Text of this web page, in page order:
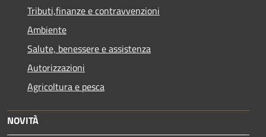
Tributi,finanze e contravvenzioni
Ambiente
Salute, benessere e assistenza
Autorizzazioni
Agricoltura e pesca
NOVITÀ